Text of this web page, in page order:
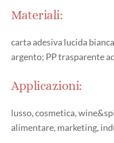
Materiali:
carta adesiva lucida
argento; PP trasparente
Applicazioni:
lusso, cosmetica,
alimentare, marketing,